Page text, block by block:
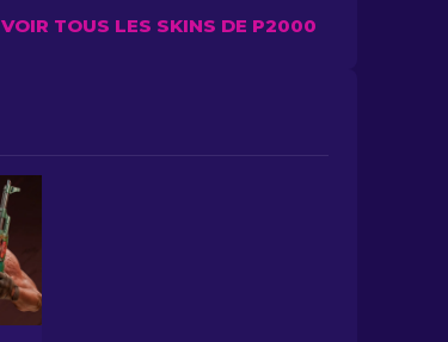
VOIR TOUS LES SKINS DE P2000